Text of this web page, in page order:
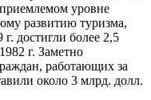
уровне
развитию туризма,
достигли более 2,5
г. Заметно
работающих за
около 3 млрд. долл.